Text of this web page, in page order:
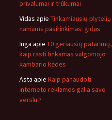
privalumai ir trūkumai
Vidas apie Tinkamiausių plytelių
namams pasirinkimas: gidas
Inga apie 10 geriausių patarimų,
kaip rasti tinkamas valgomojo
kambario kėdes
Asta apie Kaip panaudoti
interneto reklamos galią savo
verslui?